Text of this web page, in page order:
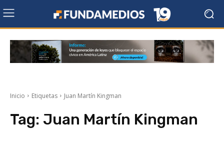
Inicio Etiquetas Juan Martín Kingman
Tag: Juan Martín Kingman